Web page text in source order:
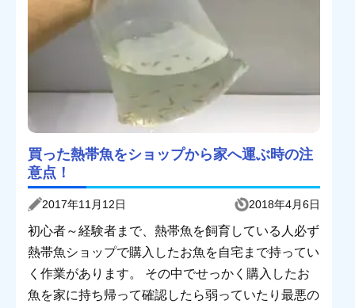
買った熱帯魚をショップから家へ運ぶ時の注
意点！
2017年11月12日 2018年4月6日
初心者～経験者まで、熱帯魚を飼育している人必ず
熱帯魚ショップで購入したお魚を自宅まで持ってい
く作業があります。 その中でせっかく購入したお
魚を家に持ち帰って確認したら弱っていたり最悪の